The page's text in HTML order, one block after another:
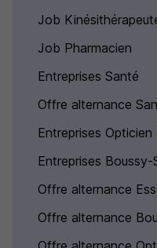
Job
Job Pharmacien
Entreprises Santé
Offre alternance
Entreprises Opticien
Entreprises
Offre alternance
Offre alternance